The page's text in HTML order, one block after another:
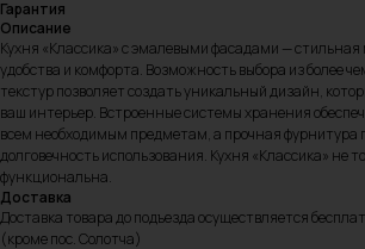
Гарантия
Описание
Кухня «Классика» с эмалевыми фасадами — стильная
удобства и комфорта. Возможность выбора из более
текстур позволяет создать уникальный дизайн,
ваш интерьер. Встроенные системы хранения
всем необходимым предметам, а прочная фурнитура
долговечность использования. Кухня «Классика» не
функциональна.
Доставка
Доставка товара до подъезда осуществляется
(кроме пос. Солотча)